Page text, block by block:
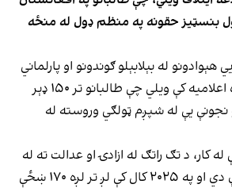
بنسټیز حقونه په منظم ډول له منځه
هېوادونو له بېلابېلو ګوندونو او پارلماني
غړو جوړ شوی، په یوه اعلامیه کې ویلي چې طالبانو تر ۱۵۰ ډېر
نجونې یې له شپږم ټولګي وروسته له
کار، د تګ راتګ له ازادۍ او عدالت ته له
لاسرسي بې‌برخې شوې دي او په ۲۰۲۵ کال کې لږ تر لږه ۱۷۰ ښځې